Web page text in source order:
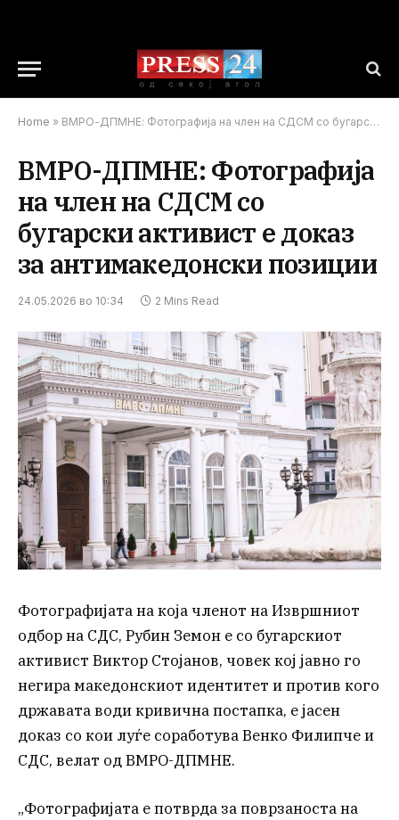
Home » ВМРО-ДПМНЕ: Фотографија на член на СДСМ со бугарски активист е доказ за антимакедонски позиции
ВМРО-ДПМНЕ: Фотографија
на член на СДСМ со
бугарски активист е доказ
за антимакедонски позиции
24.05.2026 во 10:34 2 Mins Read
Фотографијата на која членот на Извршниот
одбор на СДС, Рубин Земон е со бугарскиот
активист Виктор Стојанов, човек кој јавно го
негира македонскиот идентитет и против кого
државата води кривична постапка, е јасен
доказ со кои луѓе соработува Венко Филипче и
СДС, велат од ВМРО-ДПМНЕ.
„Фотографијата е потврда за поврзаноста на